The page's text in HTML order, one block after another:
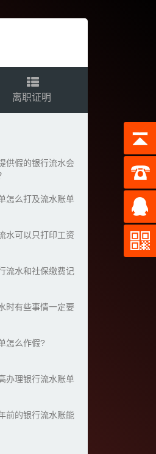
离职证明
供假的银行流水会
怎么打及流水账单
水可以只打印工资
流水和社保缴费记
时有些事情一定要
怎么作假?
办理银行流水账单
前的银行流水账能